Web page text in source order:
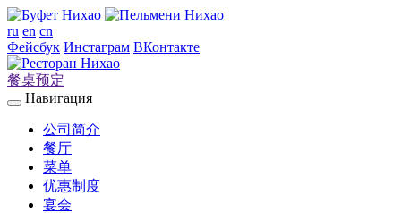
ru en cn
Фейсбук Инстаграм ВКонтакте
餐桌预定
Навигация
公司简介
餐厅
菜单
优惠制度
宴会